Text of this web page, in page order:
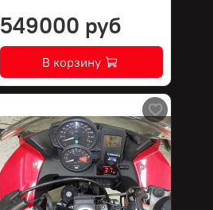
549000 руб
В корзину